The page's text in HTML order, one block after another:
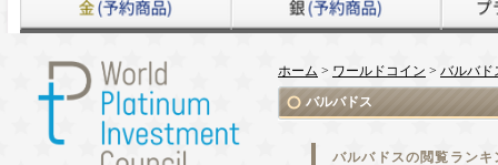
ホーム > ワールドコイン > バルバド
バルバドス
バルバドスの閲覧ランキ